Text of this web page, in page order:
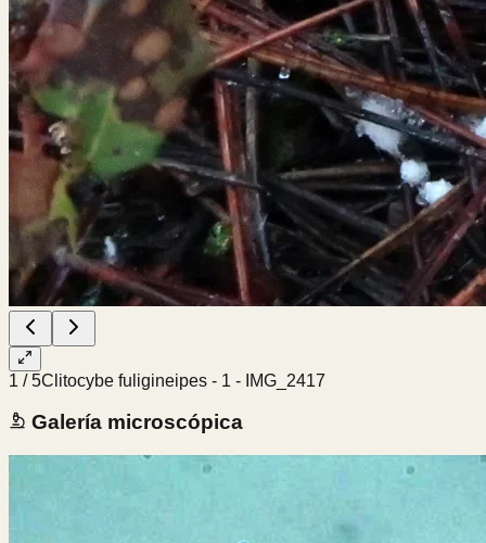
1 /5Clitocybe fuligineipes - 1 - IMG_2417
Galería microscópica